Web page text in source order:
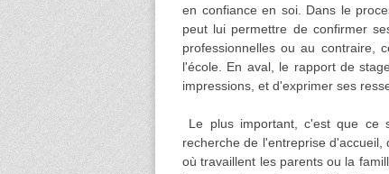
en confiance en soi. Dans le
peut lui permettre de confirmer
professionnelles ou au contraire,
l'école. En aval, le rapport de
impressions, et d'exprimer ses
Le plus important, c'est que ce
recherche de l'entreprise
où travaillent les parents ou la